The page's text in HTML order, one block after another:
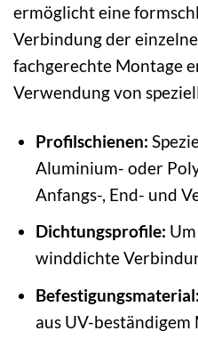
ermöglicht eine
Verbindung der
fachgerechte Montage
Verwendung von
Profilschienen:
Aluminium- oder
Anfangs-, End- und
Dichtungsprofile:
winddichte
Befestigungsmaterial:
aus UV-